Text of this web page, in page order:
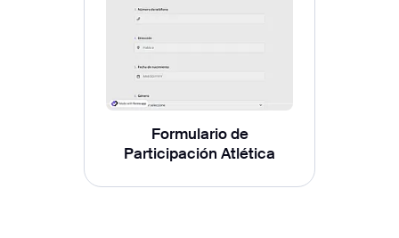
Formulario de
Participación Atlética